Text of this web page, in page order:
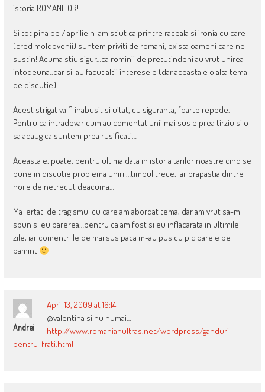
istoria ROMANILOR!
Si tot pina pe 7 aprilie n-am stiut ca printre raceala si ironia cu care
(cred moldovenii) suntem priviti de romani, exista oameni care ne
sustin! Acuma stiu sigur…ca rominii de pretutindeni au vrut unirea
intodeuna..dar si-au facut altii interesele (dar aceasta e o alta tema
de discutie)
Acest strigat va fi inabusit si uitat, cu siguranta, foarte repede.
Pentru ca intradevar cum au comentat unii mai sus e prea tirziu si o
sa adaug ca suntem prea rusificati…
Aceasta e, poate, pentru ultima data in istoria tarilor noastre cind se
pune in discutie problema unirii…timpul trece, iar prapastia dintre
noi e de netrecut deacuma…
Ma iertati de tragismul cu care am abordat tema, dar am vrut sa-mi
spun si eu parerea…pentru ca am fost si eu inflacarata in ultimile
zile, iar comentriile de mai sus paca m-au pus cu picioarele pe
pamint
Andrei
April 13, 2009 at 16:14
@valentina si nu numai…
http://www.romanianultras.net/wordpress/ganduri-
pentru-frati.html